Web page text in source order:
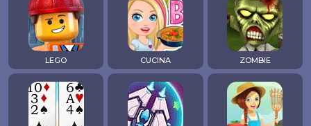
LEGO CUCINA ZOMBIE